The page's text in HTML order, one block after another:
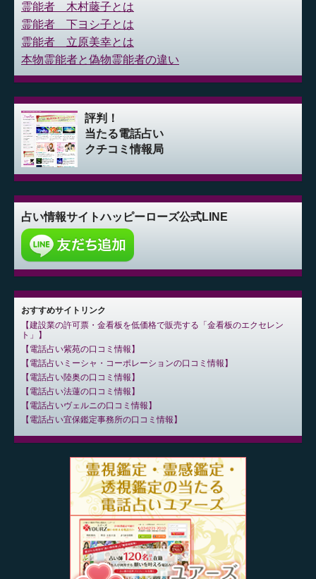
霊能者 木村藤子とは
霊能者 下ヨシ子とは
霊能者 立原美幸とは
本物霊能者と偽物霊能者の違い
評判！
当たる電話占い
クチコミ情報局
占い情報サイトハッピーローズ公式LINE
おすすめサイトリンク
建設業の許可票・金看板を低価格で販売する「金看板のエクセレン
ト」
電話占い紫苑の口コミ情報
電話占いミーシャ・コーポレーションの口コミ情報
電話占い陸奥の口コミ情報
電話占い法蓮の口コミ情報
電話占いヴェルニの口コミ情報
電話占い宜保鑑定事務所の口コミ情報